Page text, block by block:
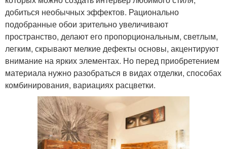
добиться необычных эффектов. Рационально
подобранные обои зрительно увеличивают
пространство, делают его пропорциональным, светлым,
легким, скрывают мелкие дефекты основы, акцентируют
внимание на ярких элементах. Но перед приобретением
материала нужно разобраться в видах отделки, способах
комбинирования, вариациях расцветки.